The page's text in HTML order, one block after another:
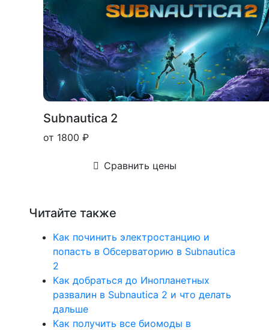
Subnautica 2
от 1800 ₽
Сравнить цены
Читайте также
Как починить электростанцию и
попасть в Обсерваторию в Subnautica
2
Как добраться до Инопланетных
развалин в Subnautica 2 и что делать
дальше
Как получить все биомоды в